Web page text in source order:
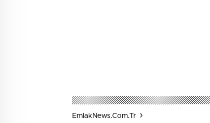
EmlakNews.com.tr